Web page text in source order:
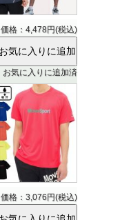
価格：4,478円(税込)
お気に入りに追加済
価格：3,076円(税込)